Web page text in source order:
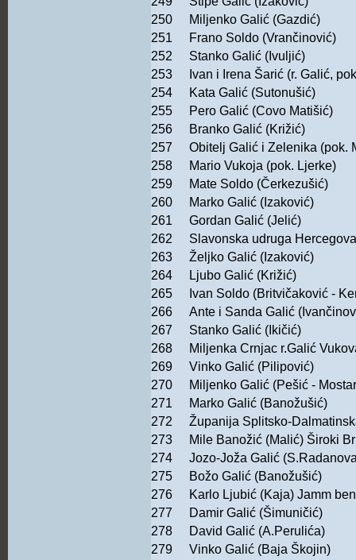
250
Miljenko Galić (Gazdić)
251
Frano Soldo (Vrančinović)
252
Stanko Galić (Ivuljić)
253
Ivan i Irena Šarić (r. Galić,
254
Kata Galić (Sutonušić)
255
Pero Galić (Covo Matišić)
256
Branko Galić (Križić)
257
Obitelj Galić i Zelenika (pok.
258
Mario Vukoja (pok. Ljerke)
259
Mate Soldo (Čerkezušić)
260
Marko Galić (Izaković)
261
Gordan Galić (Jelić)
262
Slavonska udruga
263
Željko Galić (Izaković)
264
Ljubo Galić (Križić)
265
Ivan Soldo (Britvičaković -
266
Ante i Sanda Galić
267
Stanko Galić (Ikičić)
268
Miljenka Crnjac r.Galić
269
Vinko Galić (Pilipović)
270
Miljenko Galić (Pešić -
271
Marko Galić (Banožušić)
272
Županija Splitsko-
273
Mile Banožić (Malić) Široki
274
Jozo-Joža Galić
275
Božo Galić (Banožušić)
276
Karlo Ljubić (Kaja) Jamm
277
Damir Galić (Šimuničić)
278
David Galić (A.Perulića)
279
Vinko Galić (Baja Škojin)